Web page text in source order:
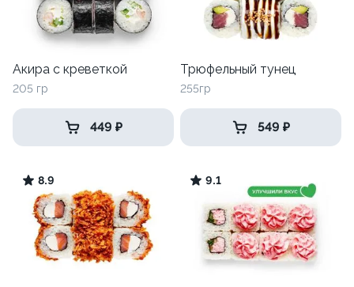
Акира с креветкой
205 гр
449 ₽
Трюфельный тунец
255гр
549 ₽
8.9 9.1